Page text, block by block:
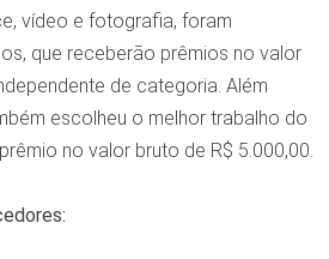
vídeo e fotografia, foram
que receberão prêmios no valor
de categoria. Além
escolheu o melhor trabalho do
no valor bruto de R$ 5.000,00.